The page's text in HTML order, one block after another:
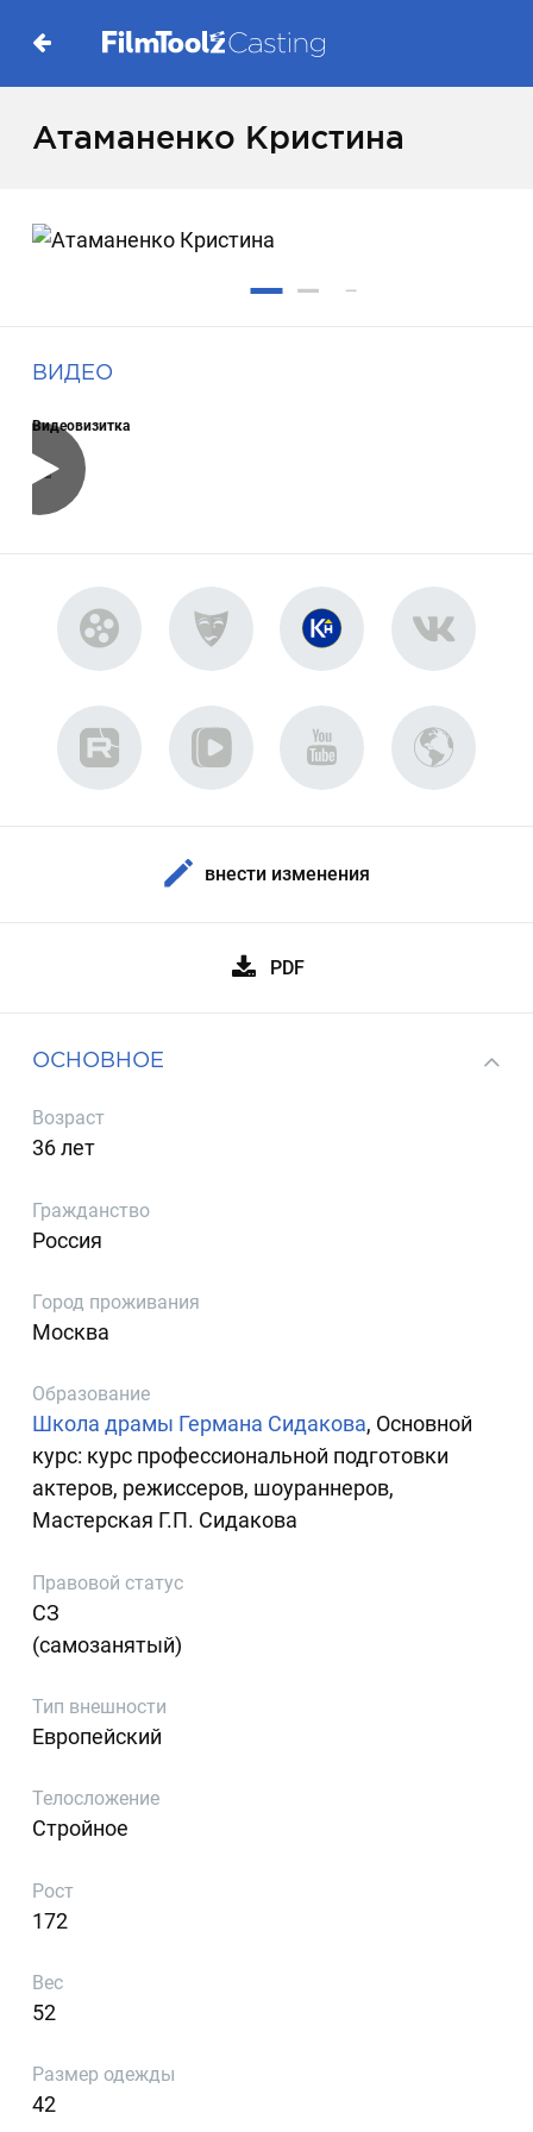
Атаманенко Кристина
ВИДЕО
Видеовизитка
внести изменения
PDF
ОСНОВНОЕ
Возраст
36 лет
Гражданство
Россия
Город проживания
Москва
Образование
Школа драмы Германа Сидакова, Основной
курс: курс профессиональной подготовки
актеров, режиссеров, шоураннеров,
Мастерская Г.П. Сидакова
Правовой статус
СЗ
(самозанятый)
Тип внешности
Европейский
Телосложение
Стройное
Рост
172
Вес
52
Размер одежды
42